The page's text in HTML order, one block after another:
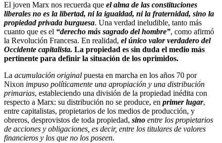
El joven Marx nos recuerda que el alma de las constituciones
liberales no es la libertad, ni la igualdad, ni la fraternidad, sino la
propiedad privada burguesa. Una verdad ineludible, tanto más
cuanto que es el “derecho más sagrado del hombre”, como afirmó
la Revolución Francesa. En realidad, el único valor verdadero del
Occidente capitalista. La propiedad es sin duda el medio más
pertinente para definir la situación de los oprimidos.
La acumulación original puesta en marcha en los años 70 por
Nixon impuso políticamente una apropiación y una distribución
primarias, estableciendo una división de la propiedad inédita con
respecto a Marx: su distribución no se produce, en primer lugar,
entre capitalistas, propietarios de los medios de producción, y
obreros, desprovistos de toda propiedad, sino entre los propietarios
de acciones y obligaciones, es decir, entre los titulares de valores
financieros y los que no los poseen.